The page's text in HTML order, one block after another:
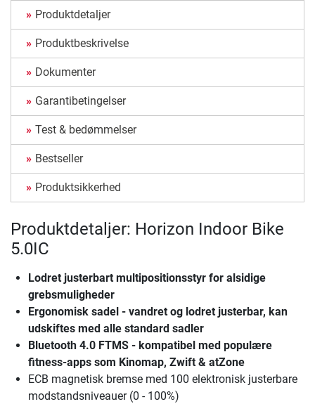
Produktdetaljer
Produktbeskrivelse
Dokumenter
Garantibetingelser
Test & bedømmelser
Bestseller
Produktsikkerhed
Produktdetaljer: Horizon Indoor Bike
5.0IC
Lodret justerbart multipositionsstyr for alsidige
grebsmuligheder
Ergonomisk sadel - vandret og lodret justerbar, kan
udskiftes med alle standard sadler
Bluetooth 4.0 FTMS - kompatibel med populære
fitness-apps som Kinomap, Zwift & atZone
ECB magnetisk bremse med 100 elektronisk justerbare
modstandsniveauer (0 - 100%)